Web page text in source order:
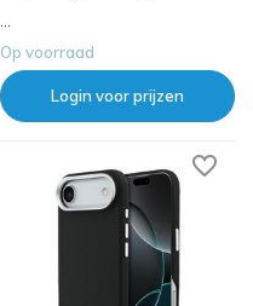
...
Op voorraad
Login voor prijzen